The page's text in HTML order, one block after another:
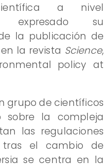
a nivel
expresado su
la publicación de
la revista Science,
policy at
grupo de científicos
sobre la compleja
las regulaciones
tras el cambio de
se centra en la